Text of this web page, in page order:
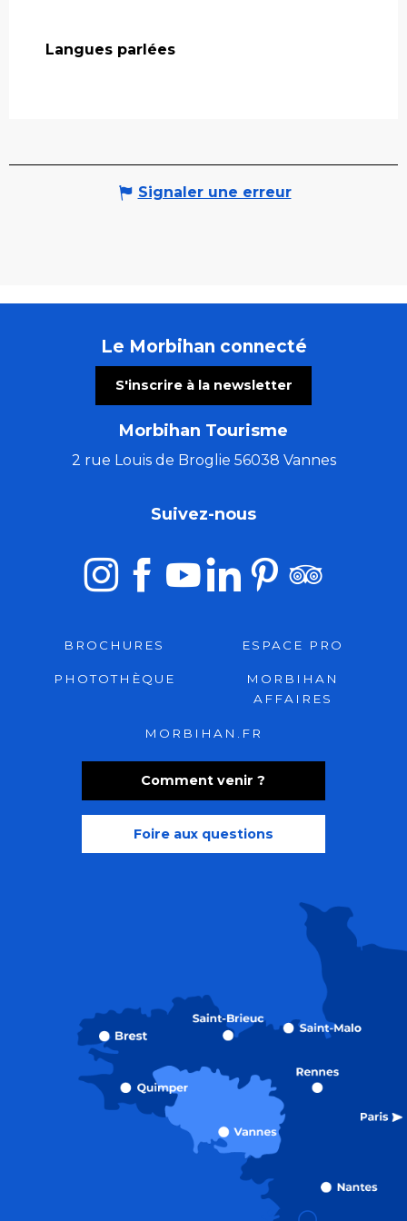
Langues parlées
Langues parlées
Signaler une erreur
Le Morbihan connecté
S'inscrire à la newsletter
Morbihan Tourisme
2 rue Louis de Broglie 56038 Vannes
Comment venir ?
Foire aux questions
Suivez-nous
BROCHURES ESPACE PRO
PHOTOTHÈQUE
MORBIHAN
AFFAIRES
MORBIHAN.FR